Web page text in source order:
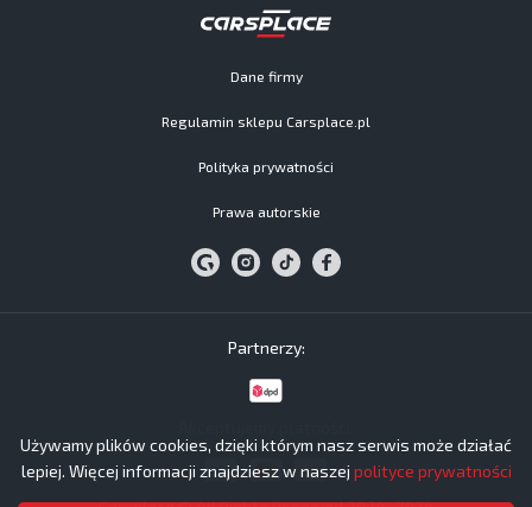
Używamy plików cookies, dzięki którym nasz serwis może działać
lepiej. Więcej informacji znajdziesz w naszej polityce prywatności
Dane firmy
Regulamin sklepu Carsplace.pl
Polityka prywatności
Prawa autorskie
Partnerzy: